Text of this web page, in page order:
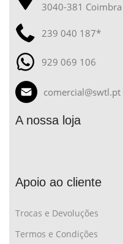
3040-381 Coimbra
239 040 187*
929 069 106
comercial@swtl.pt
A nossa loja
Apoio ao cliente
Trocas e Devoluções
Termos e Condições